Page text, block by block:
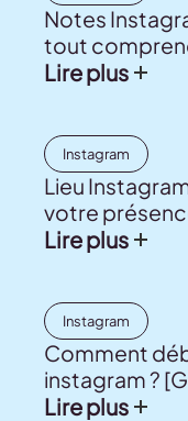
Notes
tout
Lire plus
Instagram
Lieu
votre
Lire plus
Instagram
Comment
instagram ?
Lire plus